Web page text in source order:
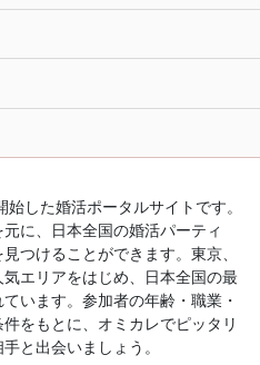
した婚活ポータルサイトです。
に、日本全国の婚活パーティ
つけることができます。東京、
エリアをはじめ、日本全国の最
います。参加者の年齢・職業・
をもとに、オミカレでピッタリ
と出会いましょう。